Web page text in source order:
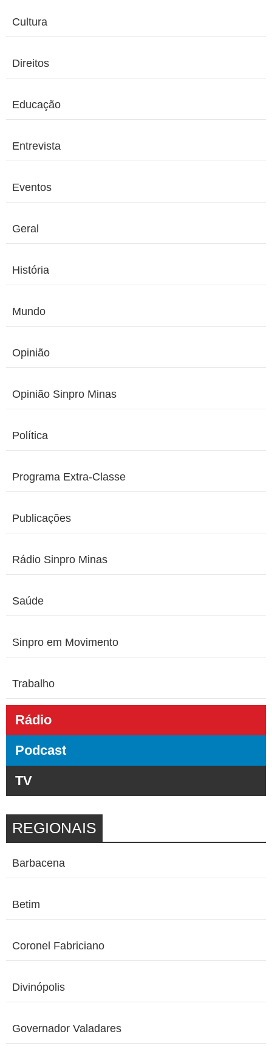
Cultura
Direitos
Educação
Entrevista
Eventos
Geral
História
Mundo
Opinião
Opinião Sinpro Minas
Política
Programa Extra-Classe
Publicações
Rádio Sinpro Minas
Saúde
Sinpro em Movimento
Trabalho
Rádio
Podcast
TV
REGIONAIS
Barbacena
Betim
Coronel Fabriciano
Divinópolis
Governador Valadares